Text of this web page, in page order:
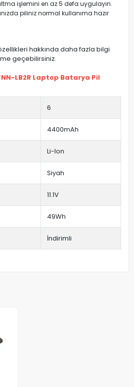
işlemini en az 5 defa uygulayın.
piliniz normal kullanıma hazır
hakkında daha fazla bilgi
geçebilirsiniz.
LB2R Laptop Batarya Pil
6
4400mAh
Li-Ion
Siyah
11.1V
49Wh
İndirimli